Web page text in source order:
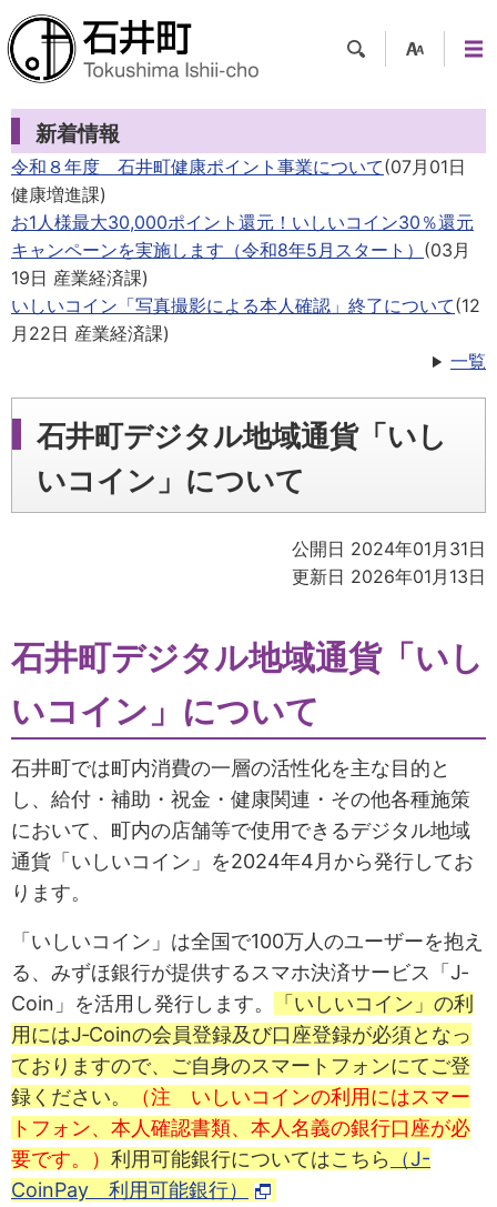
ツー
ュー
新着情報
令和８年度 石井町健康ポイント事業について(07月01日
健康増進課)
お1人様最大30,000ポイント還元！いしいコイン30％還元
キャンペーンを実施します（令和8年5月スタート） (03月
19日 産業経済課)
いしいコイン「写真撮影による本人確認」終了について(12
月22日 産業経済課)
一覧
石井町デジタル地域通貨「いし
いコイン」について
公開日 2024年01月31日
更新日 2026年01月13日
石井町デジタル地域通貨「いし
いコイン」について
石井町では町内消費の一層の活性化を主な目的と
し、給付・補助・祝金・健康関連・その他各種施策
において、町内の店舗等で使用できるデジタル地域
通貨「いしいコイン」を2024年4月から発行してお
ります。
「いしいコイン」は全国で100万人のユーザーを抱え
る、みずほ銀行が提供するスマホ決済サービス「J‐
Coin」を活用し発行します。
「いしいコイン」の利
用にはJ‐Coinの会員登録及び口座登録が必須となっ
ておりますので、ご自身のスマートフォンにてご登
録ください。
（注 いしいコインの利用にはスマー
トフォン、本人確認書類、本人名義の銀行口座が必
要です。） 利用可能銀行についてはこちら
（J-
CoinPay 利用可能銀行）